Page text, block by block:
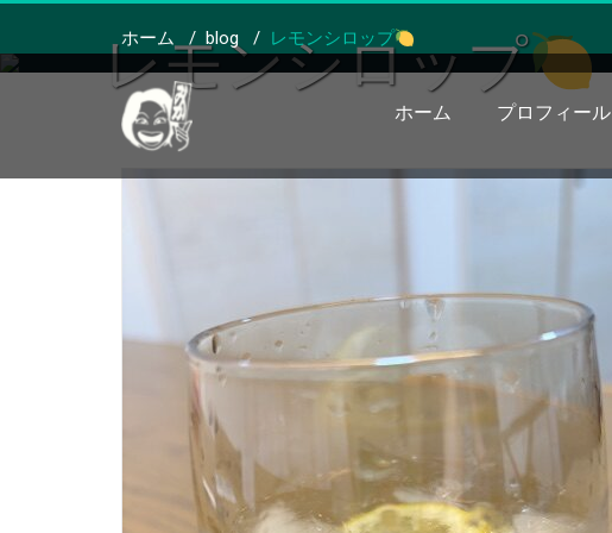
ホーム プロフィール
レモンシロップ
ホーム / blog / レモンシロップ